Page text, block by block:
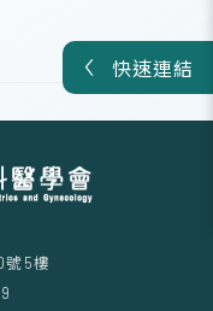
快速連結
號5樓